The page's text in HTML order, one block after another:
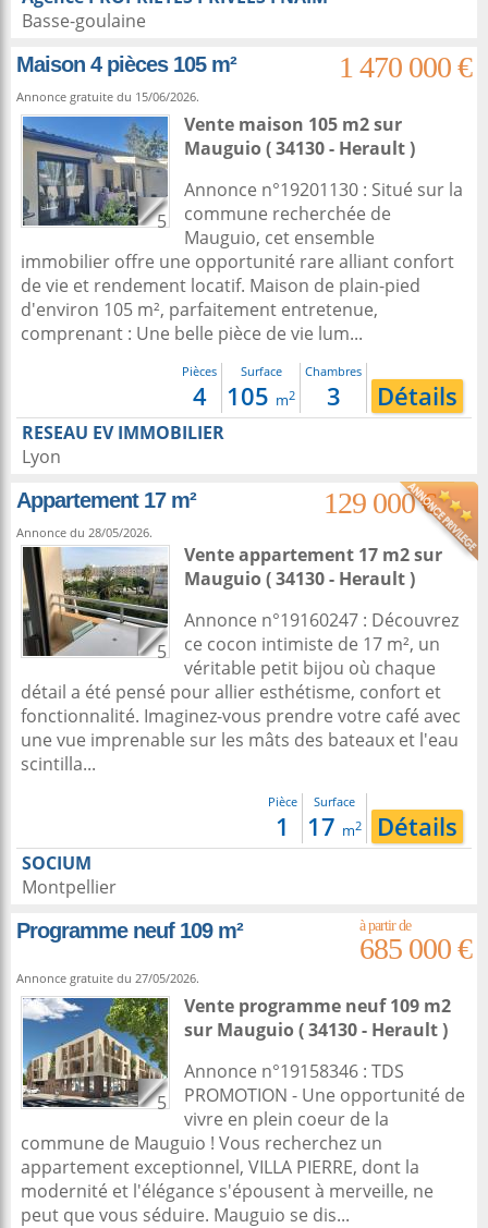
Basse-goulaine
Maison 4 pièces 105 m²
1 470 000 €
Annonce gratuite du 15/06/2026.
5
Vente maison 105 m2sur
Mauguio( 34130 - Herault )
Annonce n°19201130 : Situé sur la
commune recherchée de
Mauguio, cet ensemble
immobilier offre une opportunité rare alliant confort
de vie et rendement locatif. Maison de plain-pied
d'environ 105 m², parfaitement entretenue,
comprenant : Une belle pièce de vie lum...
Pièces
4
Surface
105 m2
Chambres
3 Détails
RESEAU EV IMMOBILIER
Lyon
Appartement 17 m²
129 000 €
Annonce du 28/05/2026.
5
Vente appartement 17 m2sur
Mauguio( 34130 - Herault )
Annonce n°19160247 : Découvrez
ce cocon intimiste de 17 m², un
véritable petit bijou où chaque
détail a été pensé pour allier esthétisme, confort et
fonctionnalité. Imaginez-vous prendre votre café avec
une vue imprenable sur les mâts des bateaux et l'eau
scintilla...
Pièce
1
Surface
17 m2 Détails
SOCIUM
Montpellier
Programme neuf 109 m²
685 000 €
Annonce gratuite du 27/05/2026.
5
Vente programme neuf 109 m2
sur Mauguio( 34130 - Herault )
Annonce n°19158346 : TDS
PROMOTION - Une opportunité de
vivre en plein coeur de la
commune de Mauguio ! Vous recherchez un
appartement exceptionnel, VILLA PIERRE, dont la
modernité et l'élégance s'épousent à merveille, ne
peut que vous séduire. Mauguio se dis...